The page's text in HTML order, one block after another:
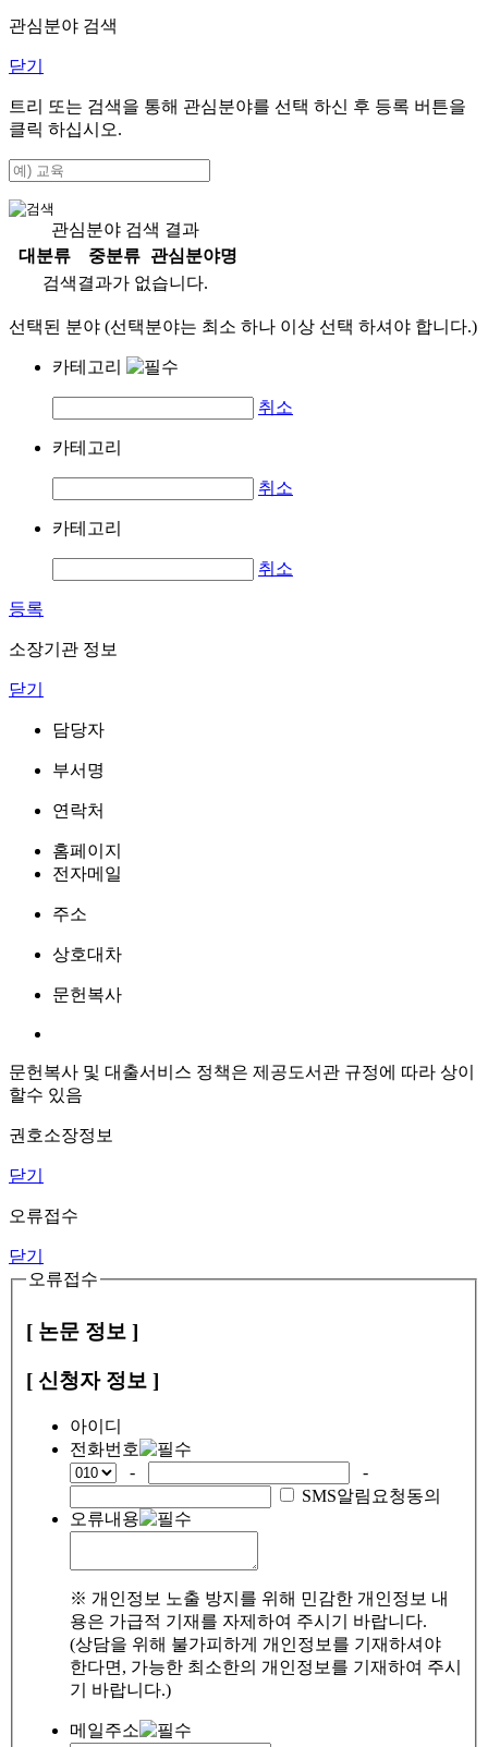
관심분야 검색
닫기
트리 또는 검색을 통해 관심분야를 선택 하신 후 등록 버튼을
클릭 하십시오.
관심분야 검색 결과
대분류
중분류
관심분야명
검색결과가 없습니다.
선택된 분야 (선택분야는 최소 하나 이상 선택 하셔야 합니다.)
카테고리
취소
카테고리
취소
카테고리
취소
등록
소장기관 정보
닫기
담당자
부서명
연락처
홈페이지
전자메일
주소
상호대차
문헌복사
문헌복사 및 대출서비스 정책은 제공도서관 규정에 따라 상이
할수 있음
권호소장정보
닫기
오류접수
닫기
오류접수
[ 논문 정보 ]
[ 신청자 정보 ]
아이디
전화번호
-
-
SMS알림요청동의
오류내용
※ 개인정보 노출 방지를 위해 민감한 개인정보 내
용은 가급적 기재를 자제하여 주시기 바랍니다.
(상담을 위해 불가피하게 개인정보를 기재하셔야
한다면, 가능한 최소한의 개인정보를 기재하여 주시
기 바랍니다.)
메일주소